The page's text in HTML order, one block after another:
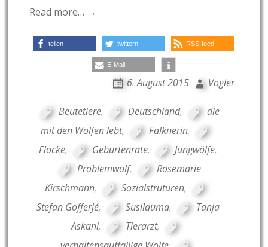
Read more… →
teilen twittern RSS-feed
E-Mail
6. August 2015 Vogler
Beutetiere, Deutschland,
die
mit den Wölfen lebt, Falknerin,
Flocke, Geburtenrate, Jungwölfe,
Problemwolf,
Rosemarie
Kirschmann, Sozialstruturen,
Stefan Gofferjé, Susilauma,
Tanja
Askani, Tierarzt,